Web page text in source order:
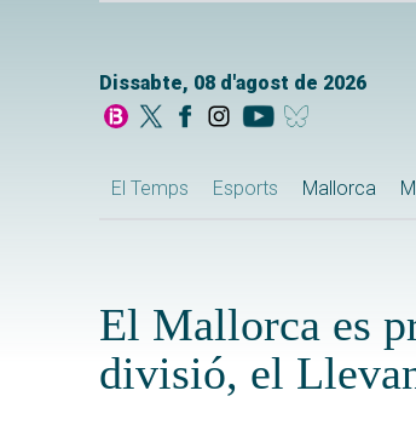
Dissabte, 08 d'agost de 2026
El Temps Esports Mallorca
El Mallorca es
divisió, el